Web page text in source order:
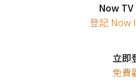
Now TV
登記 Now
立即
免費